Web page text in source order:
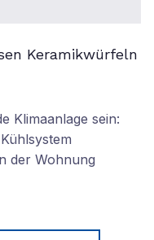
Keramikwürfeln
Klimaanlage sein:
der Wohnung